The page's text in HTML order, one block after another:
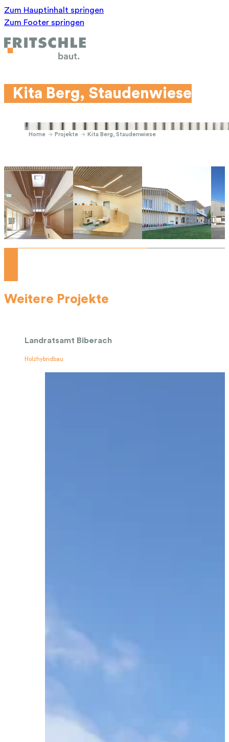
Zum Hauptinhalt springen
Zum Footer springen
Kita Berg, Staudenwiese
Home Projekte Kita Berg, Staudenwiese
Weitere Projekte
Landratsamt Biberach
Holzhybridbau